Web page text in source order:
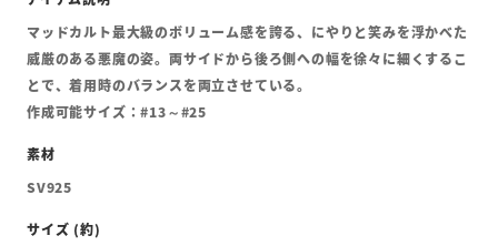
マッドカルト最大級のボリューム感を誇る、にやりと笑みを浮かべた
威厳のある悪魔の姿。両サイドから後ろ側への幅を徐々に細くするこ
とで、着用時のバランスを両立させている。
作成可能サイズ：#13～#25
SV925